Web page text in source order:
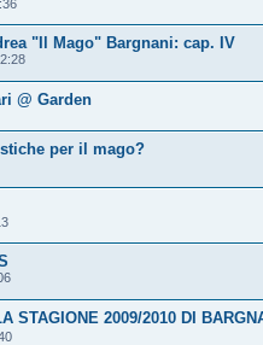
"Il Mago" Bargnani: cap. IV
@ Garden
per il mago?
STAGIONE 2009/2010 DI